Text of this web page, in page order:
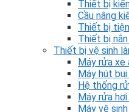
Thiết bị
Cầu nâng
Thiết bị
Thiết bị
Thiết bị vệ sinh
Máy rửa xe
Máy hút
Hệ thống
Máy rửa
Máy vệ